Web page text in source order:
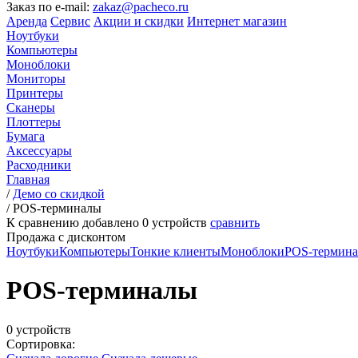
Заказ по e-mail: zakaz@pacheco.ru
Аренда Сервис Акции и скидки Интернет магазин
Ноутбуки
Компьютеры
Моноблоки
Мониторы
Принтеры
Сканеры
Плоттеры
Бумага
Аксессуары
Расходники
Главная
/ Демо со скидкой
/POS-терминалы
К сравнению добавлено 0 устройств сравнить
Продажа с дисконтом
НоутбукиКомпьютерыТонкие клиентыМоноблокиPOS-
POS-терминалы
0 устройств
Сортировка: